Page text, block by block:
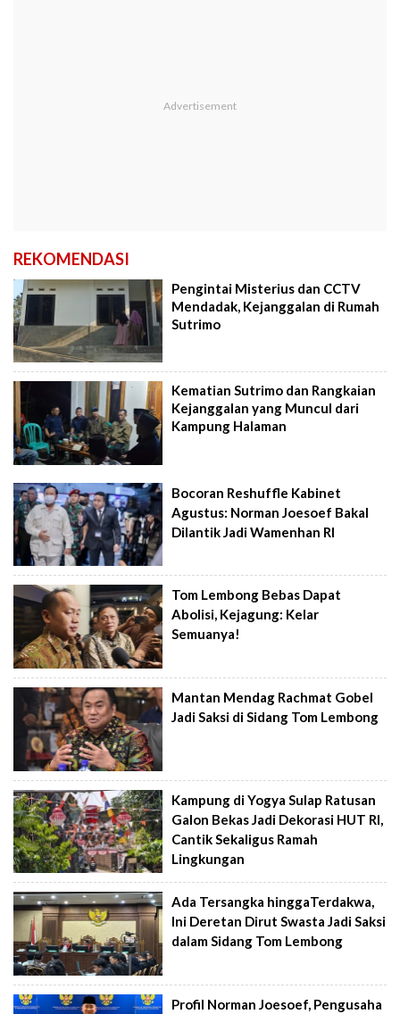
REKOMENDASI
Pengintai Misterius dan CCTV
Mendadak, Kejanggalan di Rumah
Sutrimo
Kematian Sutrimo dan Rangkaian
Kejanggalan yang Muncul dari
Kampung Halaman
Bocoran Reshuffle Kabinet
Agustus: Norman Joesoef Bakal
Dilantik Jadi Wamenhan RI
Tom Lembong Bebas Dapat
Abolisi, Kejagung: Kelar
Semuanya!
Mantan Mendag Rachmat Gobel
Jadi Saksi di Sidang Tom Lembong
Kampung di Yogya Sulap Ratusan
Galon Bekas Jadi Dekorasi HUT RI,
Cantik Sekaligus Ramah
Lingkungan
Ada Tersangka hinggaTerdakwa,
Ini Deretan Dirut Swasta Jadi Saksi
dalam Sidang Tom Lembong
Profil Norman Joesoef, Pengusaha